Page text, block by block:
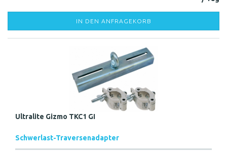
IN DEN ANFRAGEKORB
Ultralite Gizmo TKC1 GI
Schwerlast-Traversenadapter